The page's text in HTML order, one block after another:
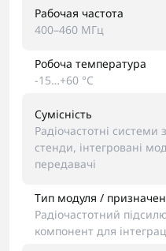
Рабочая частота
400–460 МГц
Робоча температура
-15…+60 °C
Сумісність
Радіочастотні системи
стенди, інтегровані
передавачі
Тип модуля /
Радіочастотний
компонент для